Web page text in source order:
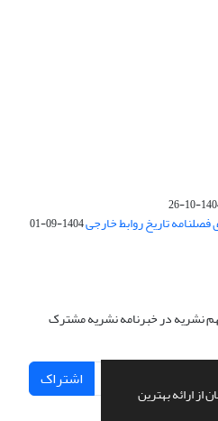
از ارائه بهترین
1404-
1404-09-01
نشریه در خبرنامه نشریه مشترک
اشتراک